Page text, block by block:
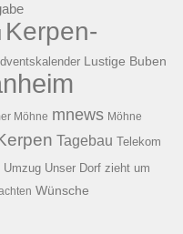
Kerpen-
Lustige Buben
Möhne mnews Möhne
Tagebau Telekom
Umzug Unser Dorf zieht um
Wünsche